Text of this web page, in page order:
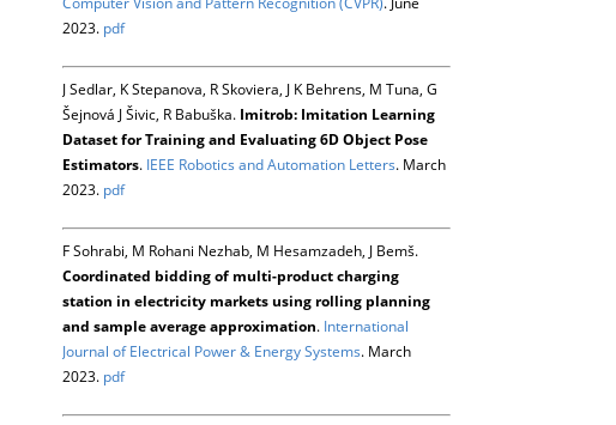
2023. pdf
J Sedlar, K Stepanova, R Skoviera, J K Behrens, M Tuna, G
Šejnová J Šivic, R Babuška. Imitrob: Imitation Learning
Dataset for Training and Evaluating 6D Object Pose
Estimators. IEEE Robotics and Automation Letters. March
2023. pdf
F Sohrabi, M Rohani Nezhab, M Hesamzadeh, J Bemš.
Coordinated bidding of multi-product charging
station in electricity markets using rolling planning
and sample average approximation. International
Journal of Electrical Power & Energy Systems. March
2023. pdf